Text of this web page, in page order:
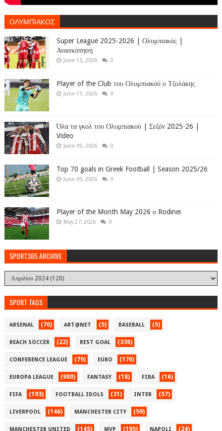
ΟΛΥΜΠΙΑΚΟΣ
Super League 2025-2026 | Ολυμπιακός |
Ανασκόπηση
June 15, 2026 0
Player of the Club του Ολυμπιακού ο Τζολάκης
June 11, 2026 0
Όλα τα γκολ του Ολυμπιακού | Σεζόν 2025-26 |
Video
June 05, 2026 0
Top 70 goals in Greek Football | Season 2025/26
June 05, 2026 0
Player of the Month May 2026 ο Rodinei
May 27, 2026 0
SPORT365 ARCHIVE
SPORT TAGS
ARSENAL (70) ART@NET (5) BASEBALL (5)
BEACH SOCCER (22) BEST GOAL (336)
CONFERENCE LEAGUE (79) EURO (176)
EUROPA LEAGUE (980) FANTASY (18) FIBA (16)
FIFA (193) FOOTBALL IDOLS (31) INTER (57)
LIVERPOOL (146) MANCHESTER CITY (59)
MANCHESTER UNITED (145) MVP (195) NAPOLI (24)